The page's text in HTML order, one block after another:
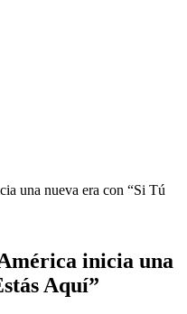
inicia una
Aquí”